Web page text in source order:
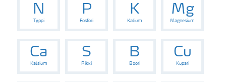
N
Typpi
P
Fosfori
K
Kalium
Mg
Magnesium
Ca
Kalsium
S
Rikki
B
Boori
Cu
Kupari